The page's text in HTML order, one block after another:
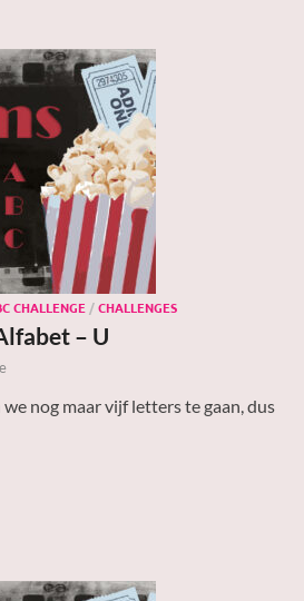
CHALLENGE /CHALLENGES
– U
nog maar vijf letters te gaan, dus